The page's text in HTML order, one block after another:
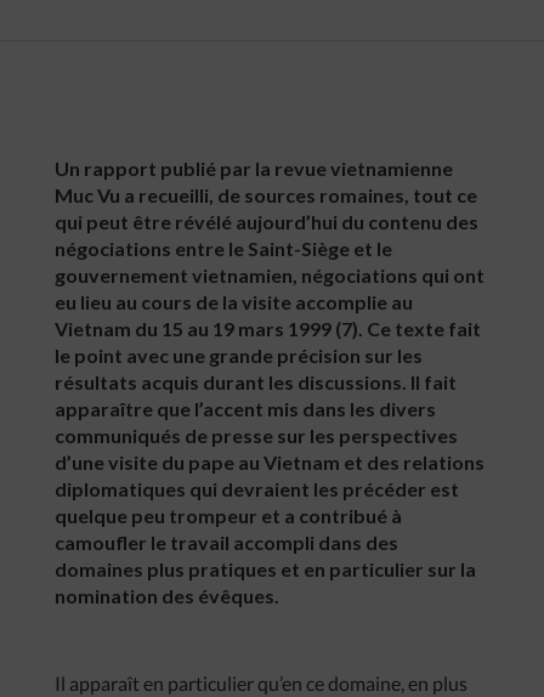
Un rapport publié par la revue vietnamienne
Muc Vu a recueilli, de sources romaines, tout ce
qui peut être révélé aujourd’hui du contenu des
négociations entre le Saint-Siège et le
gouvernement vietnamien, négociations qui ont
eu lieu au cours de la visite accomplie au
Vietnam du 15 au 19 mars 1999 (7). Ce texte fait
le point avec une grande précision sur les
résultats acquis durant les discussions. Il fait
apparaître que l’accent mis dans les divers
communiqués de presse sur les perspectives
d’une visite du pape au Vietnam et des relations
diplomatiques qui devraient les précéder est
quelque peu trompeur et a contribué à
camoufler le travail accompli dans des
domaines plus pratiques et en particulier sur la
nomination des évêques.
Il apparaît en particulier qu’en ce domaine, en plus